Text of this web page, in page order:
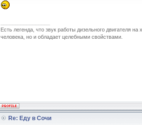
Есть легенда, что звук работы дизельного двигателя
человека, но и обладает целебными свойствами.
Re: Еду в Сочи